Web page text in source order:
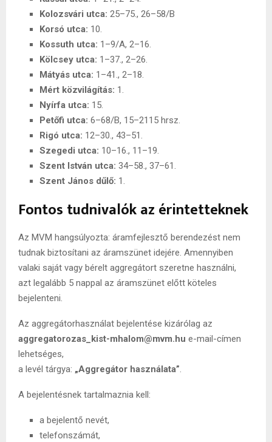
Kolozsvári utca: 25–75., 26–58/B
Korsó utca: 10.
Kossuth utca: 1–9/A, 2–16.
Kölcsey utca: 1–37., 2–26.
Mátyás utca: 1–41., 2–18.
Mért közvilágítás: 1.
Nyírfa utca: 15.
Petőfi utca: 6–68/B, 15–2115 hrsz.
Rigó utca: 12–30., 43–51.
Szegedi utca: 10–16., 11–19.
Szent István utca: 34–58., 37–61.
Szent János dűlő: 1.
Fontos tudnivalók az érintetteknek
Az MVM hangsúlyozta: áramfejlesztő berendezést nem
tudnak biztosítani az áramszünet idejére. Amennyiben
valaki saját vagy bérelt aggregátort szeretne használni,
azt legalább 5 nappal az áramszünet előtt köteles
bejelenteni.
Az aggregátorhasználat bejelentése kizárólag az
aggregatorozas_kist-mhalom@mvm.hu e-mail-címen
lehetséges,
a levél tárgya: „Aggregátor használata”.
A bejelentésnek tartalmaznia kell:
a bejelentő nevét,
telefonszámát,